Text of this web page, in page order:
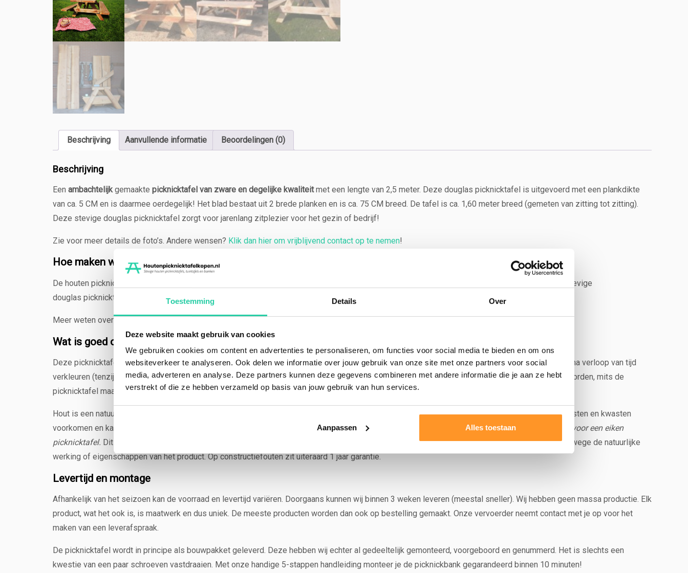
Toestemming Details Over
Deze website maakt gebruik van cookies
We gebruiken cookies om content en advertenties te personaliseren, om functies voor social media te bieden en om ons
websiteverkeer te analyseren. Ook delen we informatie over jouw gebruik van onze site met onze partners voor social
media, adverteren en analyse. Deze partners kunnen deze gegevens combineren met andere informatie die je aan ze hebt
verstrekt of die ze hebben verzameld op basis van jouw gebruik van hun services.
Aanpassen Alles toestaan
l
Beschrijving Aanvullende informatie Beoordelingen (0)
Beschrijving
Een ambachtelijk gemaakte picknicktafel van zware en degelijke kwaliteitmet een lengte van 2,5 meter. Deze douglas picknicktafel is uitgevoerd met een plankdikte
van ca. 5 CM en is daarmee oerdegelijk! Het blad bestaat uit 2 brede planken en is ca. 75 CM breed. De tafel is ca. 1,60 meter breed (gemeten van zitting tot zitting).
Deze stevige douglas picknicktafel zorgt voor jarenlang zitplezier voor het gezin of bedrijf!
Zie voor meer details de foto’s. Andere wensen? Klik dan hier om vrijblijvend contact op te nemen!
Hoe maken wij deze tafel?
De houten picknicktafel is gemaakt van douglashout dat wij “vers van de stam zagen”. Het hout bewerken wij in onze traditionele zagerij tot een stevige
douglas picknicktafel. De boomstammen zijn afkomstig van bossen uit Nederland of Duitsland. Kortom, een mooi stukje Hollands vakwerk!
Meer weten over ons productieproces en zagerij?Klik dan hier om verder te lezen.
Wat is goed om te weten?
Deze picknicktafel heeft van nature een hoge duurzaamheid en is daarom erg geschikt voor jarenlang buitengebruik. In de buitenlucht zal het hout na verloop van tijd
verkleuren (tenzij je ‘m beits). Deze houten picknicktafel gaat jarenlang mee en kan in de zomer en winter buiten staan. De tafel mag gewoon nat worden, mits de
picknicktafel maar kan drogen aan de lucht.
Hout is een natuurproduct. Dit betekent dat het hout kan ‘werken’. Bij droging kan splijten of scheurvorming optreden. Ook kunnen er in het hout noesten en kwasten
voorkomen en kan het verkleuren.
Bij langdurig warme dagen is het mogelijk dat er wat hars uit de planken vloeit.
Wil je dit voorkomen? Kies dan voor een eiken
picknicktafel. Dit is eenvoudig te verwijderen van de picknicktafel met een bijvoorbeeld een mesje. Picknicktafels kunnen niet geruild worden vanwege de natuurlijke
werking of eigenschappen van het product. Op constructiefouten zit uiteraard 1 jaar garantie.
Levertijd en montage
Afhankelijk van het seizoen kan de voorraad en levertijd variëren. Doorgaans kunnen wij binnen 3 weken leveren (meestal sneller). Wij hebben geen massa productie. Elk
product, wat het ook is, is maatwerk en dus uniek. De meeste producten worden dan ook op bestelling gemaakt. Onze vervoerder neemt contact met je op voor het
maken van een leverafspraak.
De picknicktafel wordt in principe als bouwpakket geleverd. Deze hebben wij echter al gedeeltelijk gemonteerd, voorgeboord en genummerd. Het is slechts een
kwestie van een paar schroeven vastdraaien. Met onze handige 5-stappen handleiding monteer je de picknickbank gegarandeerd binnen 10 minuten!